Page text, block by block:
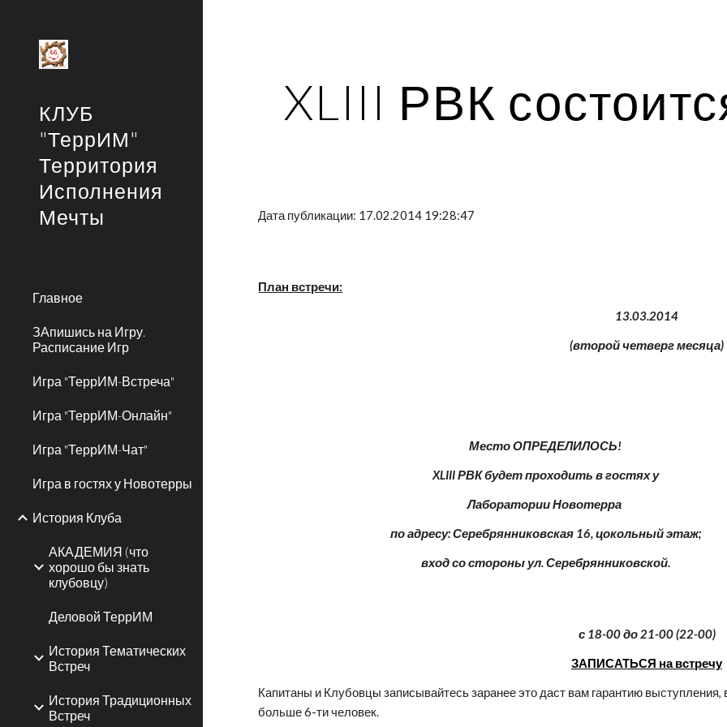
КЛУБ
"ТеррИМ"
Территория
Исполнения
Мечты
Главное
ЗАпишись на Игру.
Расписание Игр
Игра "ТеррИМ-Встреча"
Игра "ТеррИМ-Онлайн"
Игра "ТеррИМ-Чат"
Игра в гостях у Новотерры
История Клуба
АКАДЕМИЯ (что
хорошо бы знать
клубовцу)
Деловой ТеррИМ
История Тематических
Встреч
История Традиционных
Встреч
XLIII РВК
Дата публикации: 17.02.2014 19:28:47
План встречи:
13.03.2014
(второй четверг месяца)
Место ОПРЕДЕЛИЛОСЬ!
  XLIII РВК будет проходить в гостях у
Лаборатории Новотерра
по адресу: Серебрянниковская 16, цокольный этаж;
вход со стороны ул. Серебрянниковской.
с 18-00 до 21-00 (22-00)
ЗАПИСАТЬСЯ на встречу
Капитаны и Клубовцы записывайтесь заранее это даст вам гарантию
больше 6-ти человек.